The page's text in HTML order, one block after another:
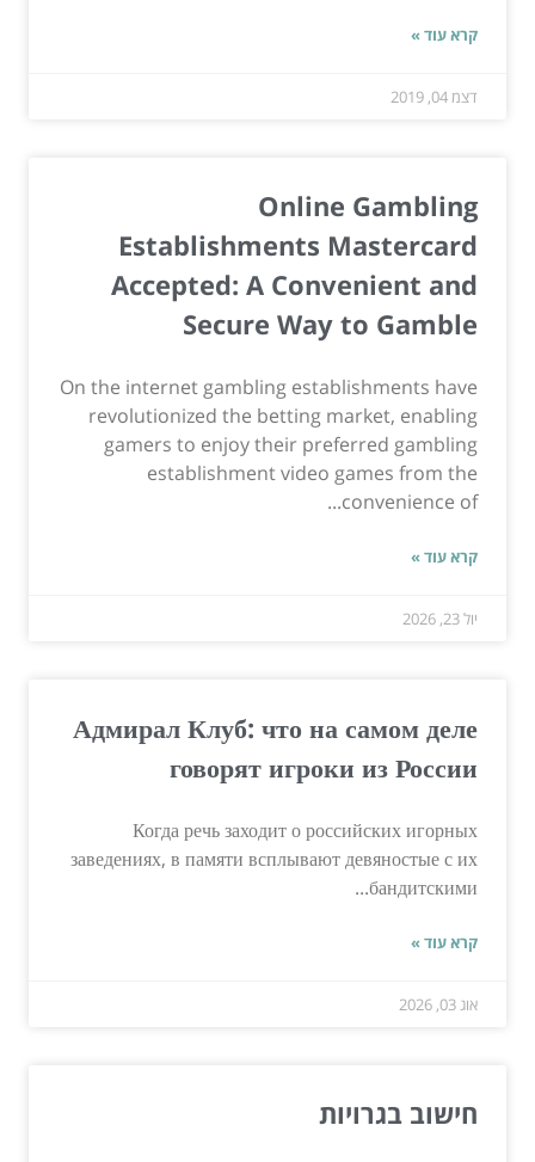
קרא עוד »
דצמ 04, 2019
Online Gambling
Establishments Mastercard
Accepted: A Convenient and
Secure Way to Gamble
On the internet gambling establishments have
revolutionized the betting market, enabling
gamers to enjoy their preferred gambling
establishment video games from the
convenience of...
קרא עוד »
יול 23, 2026
Адмирал Клуб: что на самом деле
говорят игроки из России
Когда речь заходит о российских игорных
заведениях, в памяти всплывают девяностые с их
бандитскими...
קרא עוד »
אוג 03, 2026
חישוב בגרויות